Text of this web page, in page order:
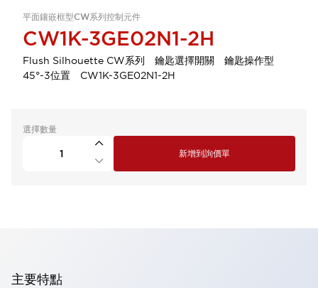
平面鑲嵌框型CW系列控制元件
CW1K-3GE02N1-2H
Flush Silhouette CW系列 鑰匙選擇開關 鑰匙操作型
45°-3位置 CW1K-3GE02N1-2H
選擇數量
新增到詢價單
主要特點